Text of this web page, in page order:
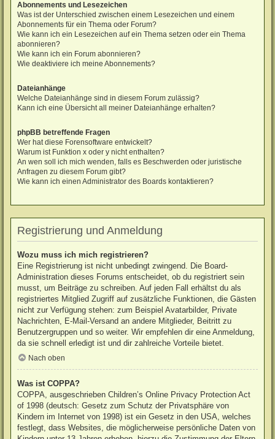
Abonnements und Lesezeichen
Was ist der Unterschied zwischen einem Lesezeichen und einem
Abonnements für ein Thema oder Forum?
Wie kann ich ein Lesezeichen auf ein Thema setzen oder ein Thema
abonnieren?
Wie kann ich ein Forum abonnieren?
Wie deaktiviere ich meine Abonnements?
Dateianhänge
Welche Dateianhänge sind in diesem Forum zulässig?
Kann ich eine Übersicht all meiner Dateianhänge erhalten?
phpBB betreffende Fragen
Wer hat diese Forensoftware entwickelt?
Warum ist Funktion x oder y nicht enthalten?
An wen soll ich mich wenden, falls es Beschwerden oder juristische
Anfragen zu diesem Forum gibt?
Wie kann ich einen Administrator des Boards kontaktieren?
Registrierung und Anmeldung
Wozu muss ich mich registrieren?
Eine Registrierung ist nicht unbedingt zwingend. Die Board-
Administration dieses Forums entscheidet, ob du registriert sein
musst, um Beiträge zu schreiben. Auf jeden Fall erhältst du als
registriertes Mitglied Zugriff auf zusätzliche Funktionen, die Gästen
nicht zur Verfügung stehen: zum Beispiel Avatarbilder, Private
Nachrichten, E-Mail-Versand an andere Mitglieder, Beitritt zu
Benutzergruppen und so weiter. Wir empfehlen dir eine Anmeldung,
da sie schnell erledigt ist und dir zahlreiche Vorteile bietet.
Nach oben
Was ist COPPA?
COPPA, ausgeschrieben Children’s Online Privacy Protection Act
of 1998 (deutsch: Gesetz zum Schutz der Privatsphäre von
Kindern im Internet von 1998) ist ein Gesetz in den USA, welches
festlegt, dass Websites, die möglicherweise persönliche Daten von